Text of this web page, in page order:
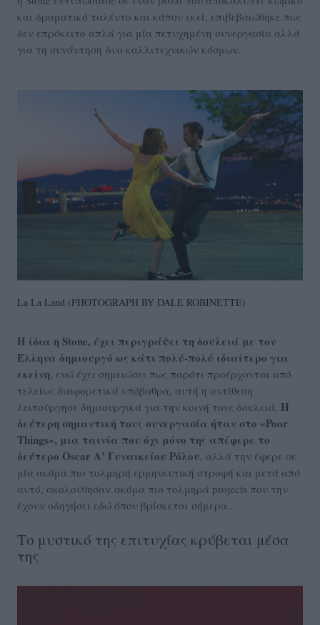
και δραματικό ταλέντο και κάπου εκεί, επιβεβαιώθηκε πως
δεν επρόκειτο απλά για μία πετυχημένη συνεργασία αλλά
για τη συνάντηση δυο καλλιτεχνικών κόσμων.
La La Land (PHOTOGRAPH BY DALE ROBINETTE)
Η ίδια η Stone, έχει περιγράψει τη δουλειά με τον
Έλληνα δημιουργό ως κάτι πολύ-πολύ ιδιαίτερο για
εκείνη , ενώ έχει σημειώσει πως παρότι προέρχονται από
τελείως διαφορετικά υπόβαθρα, αυτή η αντίθεση
λειτούργησε δημιουργικά για την κοινή τους δουλειά. Η
δεύτερη σημαντική τους συνεργασία ήταν στο «Poor
Things», μια ταινία που όχι μόνο της απέφερε το
δεύτερο Oscar Α’ Γυναικείου Ρόλου , αλλά την έφερε σε
μία ακόμα πιο τολμηρή ερμηνευτική στροφή και μετά από
αυτό, ακολούθησαν ακόμα πιο τολμηρά projects που την
έχουν οδηγήσει εδώ όπου βρίσκεται σήμερα...
Το μυστικό της επιτυχίας κρύβεται μέσα
της